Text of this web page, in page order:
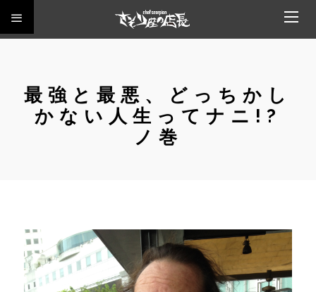
最強と最悪、どっちかし
かない人生ってナニ!?
ノ巻